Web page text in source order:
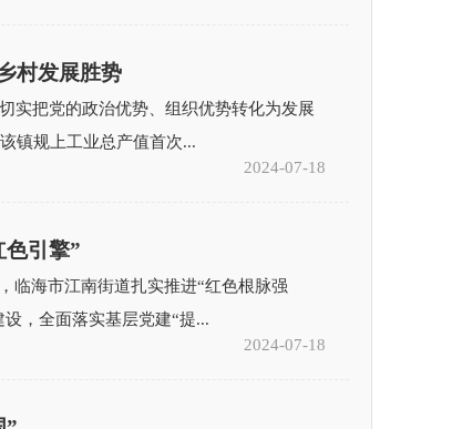
村发展胜势
实把党的政治优势、组织优势转化为发展
镇规上工业总产值首次...
2024-07-18
色引擎”
临海市江南街道扎实推进“红色根脉强
，全面落实基层党建“提...
2024-07-18